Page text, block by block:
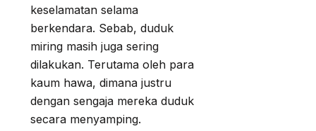
keselamatan selama
berkendara. Sebab, duduk
miring masih juga sering
dilakukan. Terutama oleh para
kaum hawa, dimana justru
dengan sengaja mereka duduk
secara menyamping.